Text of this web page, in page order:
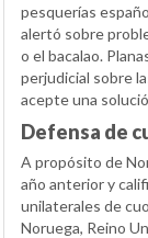
pesquerías
alertó sobre
o el bacalao.
perjudicial sobre
acepte una
Defensa de
A propósito de
año anterior y
unilaterales de
Noruega, Reino